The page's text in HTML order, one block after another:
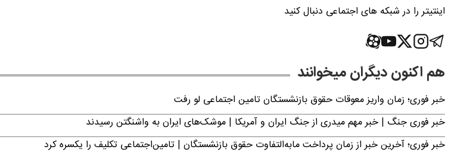
اینتیتر را در شبکه های اجتماعی دنبال کنید
هم اکنون دیگران میخوانند
خبر فوری؛ زمان واریز معوقات حقوق بازنشستگان تامین اجتماعی لو رفت
خبر فوری جنگ | خبر مهم میدری از جنگ ایران و آمریکا | موشک‌های ایران به واشنگتن رسیدند
خبر فوری؛ آخرین خبر از زمان پرداخت مابه‌التفاوت حقوق بازنشستگان | تامین‌اجتماعی تکلیف را یکسره کرد